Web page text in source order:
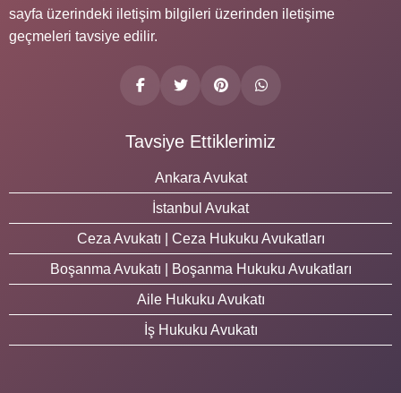
sayfa üzerindeki iletişim bilgileri üzerinden iletişime
geçmeleri tavsiye edilir.
Tavsiye Ettiklerimiz
Ankara Avukat
İstanbul Avukat
Ceza Avukatı | Ceza Hukuku Avukatları
Boşanma Avukatı | Boşanma Hukuku Avukatları
Aile Hukuku Avukatı
İş Hukuku Avukatı